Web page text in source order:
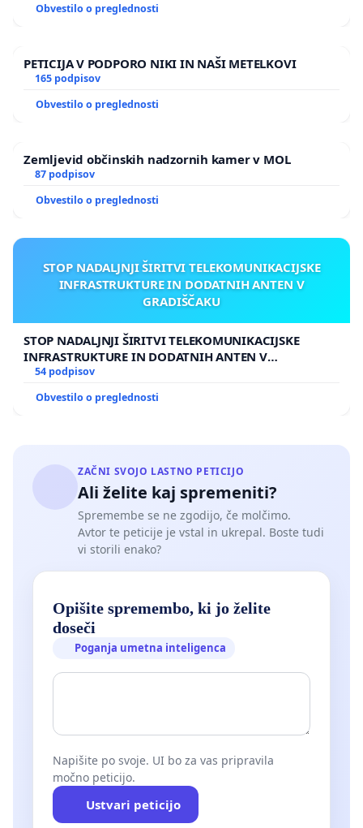
Obvestilo o preglednosti
PETICIJA V PODPORO NIKI IN NAŠI METELKOVI
165 podpisov
Obvestilo o preglednosti
Zemljevid občinskih nadzornih kamer v MOL
87 podpisov
Obvestilo o preglednosti
STOP NADALJNJI ŠIRITVI TELEKOMUNIKACIJSKE
INFRASTRUKTURE IN DODATNIH ANTEN V
GRADIŠČAKU
STOP NADALJNJI ŠIRITVI TELEKOMUNIKACIJSKE
INFRASTRUKTURE IN DODATNIH ANTEN V
GRADIŠČAKU
54 podpisov
Obvestilo o preglednosti
ZAČNI SVOJO LASTNO PETICIJO
Ali želite kaj spremeniti?
Spremembe se ne zgodijo, če molčimo.
Avtor te peticije je vstal in ukrepal. Boste tudi
vi storili enako?
Opišite spremembo, ki jo želite
doseči
Poganja umetna inteligenca
Napišite po svoje. UI bo za vas pripravila
močno peticijo.
Ustvari peticijo